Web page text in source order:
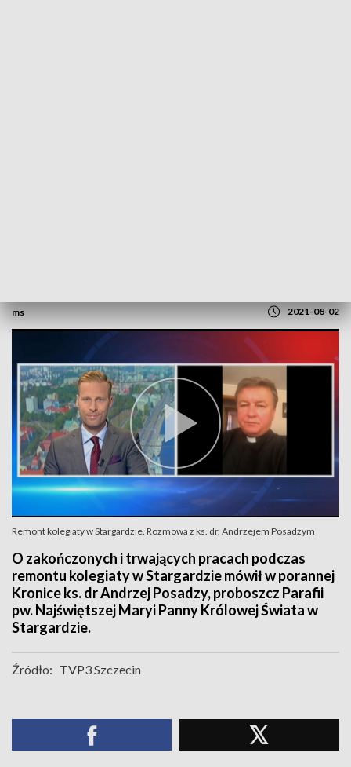
ms 2021-08-02
Remont kolegiaty w Stargardzie. Rozmowa z ks. dr. Andrzejem Posadzym
O zakończonych i trwających pracach podczas
remontu kolegiaty w Stargardzie mówił w porannej
Kronice ks. dr Andrzej Posadzy, proboszcz Parafii
pw. Najświętszej Maryi Panny Królowej Świata w
Stargardzie.
Źródło: TVP3 Szczecin